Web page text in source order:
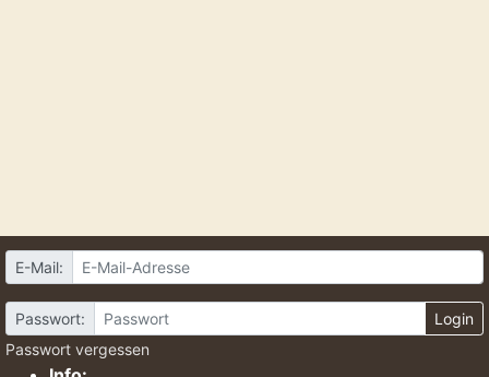
E-Mail:
Passwort:
Login
Passwort vergessen